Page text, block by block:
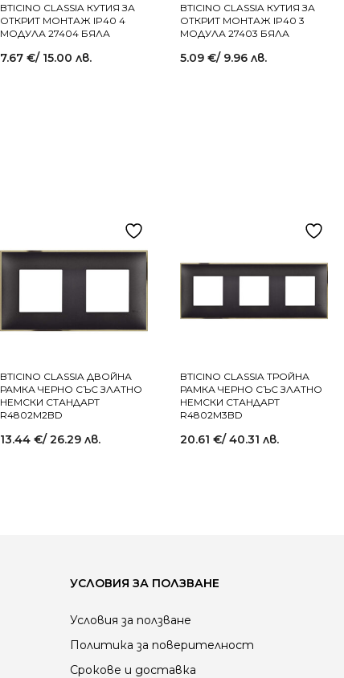
BTICINO CLASSIA КУТИЯ ЗА
ОТКРИТ МОНТАЖ IP40 4
МОДУЛА 27404 БЯЛА
7.67 €/ 15.00 лв.
BTICINO CLASSIA КУТИЯ ЗА
ОТКРИТ МОНТАЖ IP40 3
МОДУЛА 27403 БЯЛА
5.09 €/ 9.96 лв.
BTICINO CLASSIA ДВОЙНА
РАМКА ЧЕРНО СЪС ЗЛАТНО
НЕМСКИ СТАНДАРТ
R4802M2BD
13.44 €/ 26.29 лв.
BTICINO CLASSIA ТРОЙНА
РАМКА ЧЕРНО СЪС ЗЛАТНО
НЕМСКИ СТАНДАРТ
R4802M3BD
20.61 €/ 40.31 лв.
УСЛОВИЯ ЗА ПОЛЗВАНЕ
Условия за ползване
Политика за поверителност
Срокове и доставка